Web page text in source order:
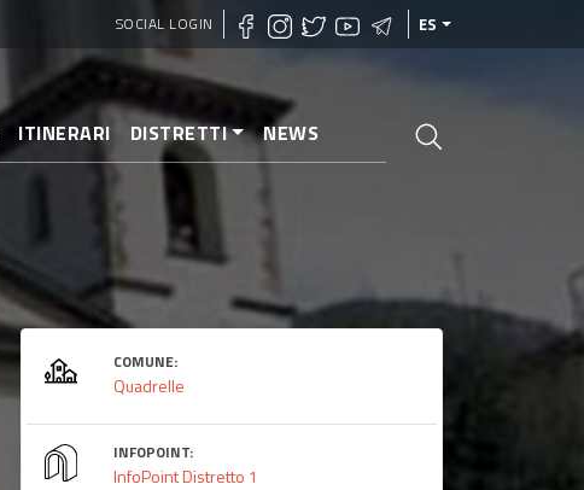
SOCIAL LOGIN ES
ITINERARI DISTRETTI NEWS
COMUNE:
Quadrelle
INFOPOINT:
InfoPoint Distretto 1